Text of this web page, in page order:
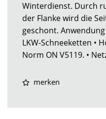
Winterdienst. Durch
der Flanke wird die
geschont.
LKW-Schneeketten •
Norm ON V5119. •
merken